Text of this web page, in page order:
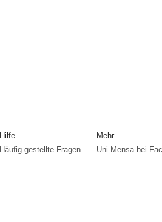
Hilfe
Häufig gestellte Fragen
Mehr
Uni Mensa bei